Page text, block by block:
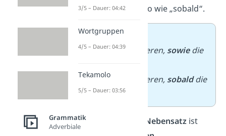
Nebensatz ein — so wie „sobald“.
➡️ Beispiele
Wir gehen spazieren, sowiedie
Wir gehen spazieren, sobalddie
Sonne scheint.
„Sowie“ einem Nebensatzist
3/5 – Dauer: 04:42
Wortgruppen
4/5 – Dauer: 04:39
Tekamolo
5/5 – Dauer: 03:56
Grammatik
Adverbiale